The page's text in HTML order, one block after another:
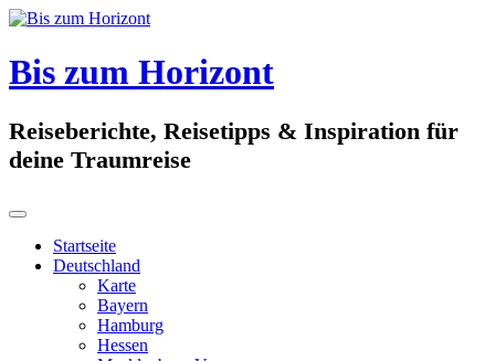
Skip
content
Bis zum Horizont
Reiseberichte, Reisetipps & Inspiration für
deine Traumreise
Startseite
Deutschland
Karte
Bayern
Hamburg
Hessen